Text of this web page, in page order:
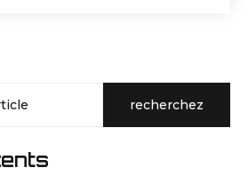
recherchez